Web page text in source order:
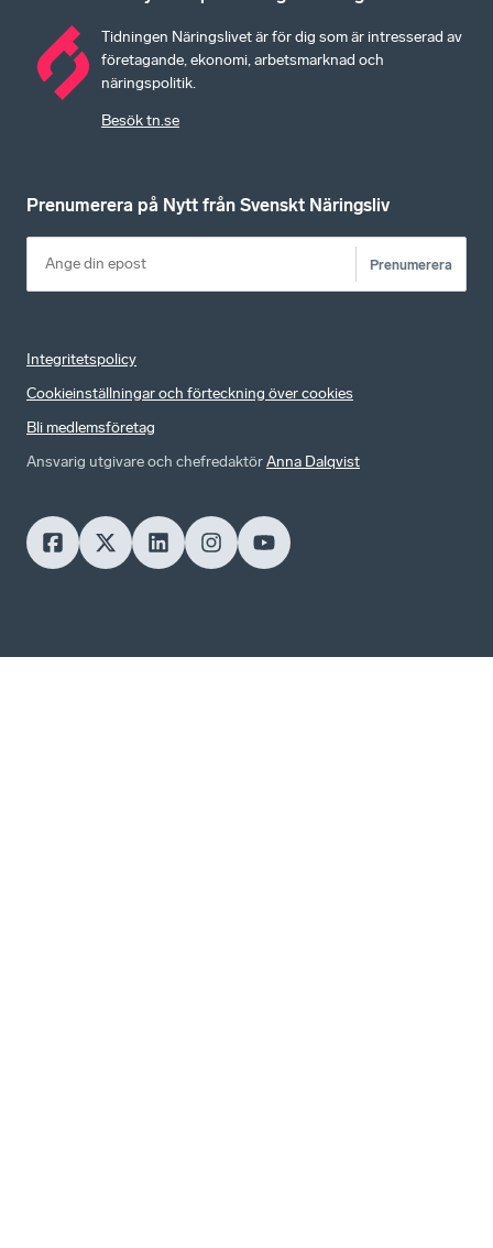
Tidningen Näringslivet är för dig som är intresserad av
företagande, ekonomi, arbetsmarknad och
näringspolitik.
Besök tn.se
Prenumerera på Nytt från Svenskt Näringsliv
Prenumerera
Integritetspolicy
Cookieinställningar och förteckning över cookies
Bli medlemsföretag
Ansvarig utgivare och chefredaktörAnna Dalqvist